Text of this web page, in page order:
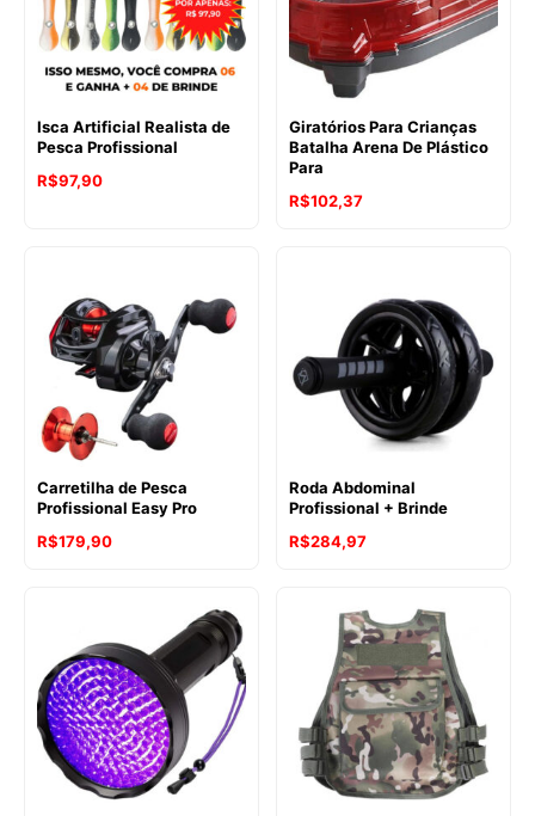
Isca Artificial Realista de
Pesca Profissional
R$97,90
Giratórios Para Crianças
Batalha Arena De Plástico
Para
R$102,37
Carretilha de Pesca
Profissional Easy Pro
R$179,90
Roda Abdominal
Profissional + Brinde
R$284,97